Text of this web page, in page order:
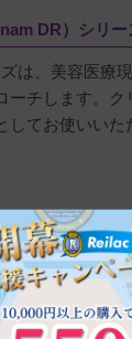
DR）シリー
は、美容医療
ーチします。ク
してお使いい